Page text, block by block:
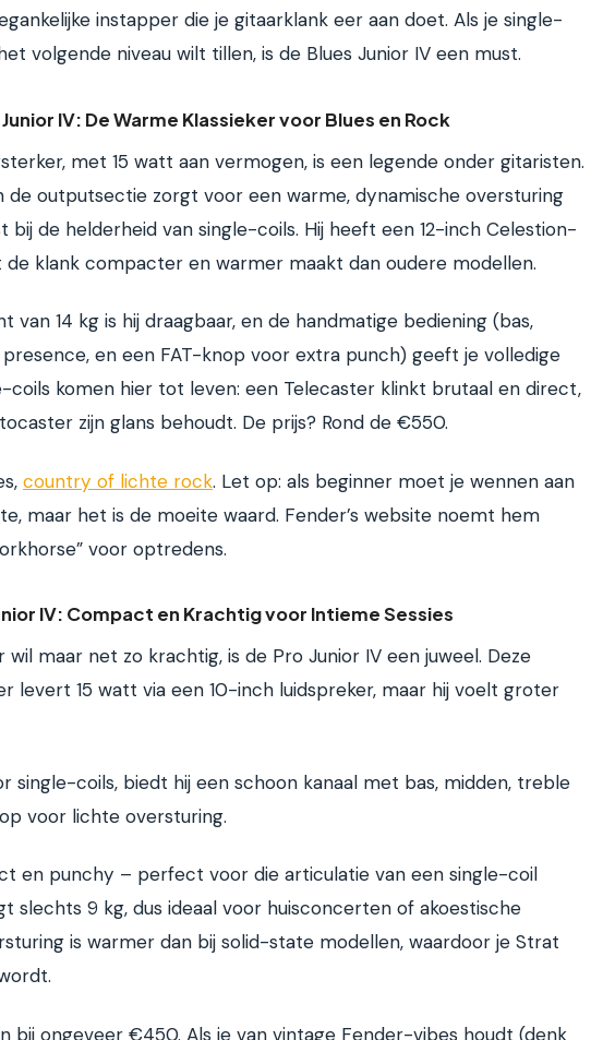
instapper die je gitaarklank eer aan doet. Als je single-
volgende niveau wilt tillen, is de Blues Junior IV een must.
IV: De Warme Klassieker voor Blues en Rock
met 15 watt aan vermogen, is een legende onder gitaristen.
de outputsectie zorgt voor een warme, dynamische oversturing
bij de helderheid van single-coils. Hij heeft een 12-inch Celestion-
de klank compacter en warmer maakt dan oudere modellen.
van 14 kg is hij draagbaar, en de handmatige bediening (bas,
en een FAT-knop voor extra punch) geeft je volledige
coils komen hier tot leven: een Telecaster klinkt brutaal en direct,
zijn glans behoudt. De prijs? Rond de €550.
country of lichte rock. Let op: als beginner moet je wennen aan
maar het is de moeite waard. Fender’s website noemt hem
voor optredens.
IV: Compact en Krachtig voor Intieme Sessies
wil maar net zo krachtig, is de Pro Junior IV een juweel. Deze
levert 15 watt via een 10-inch luidspreker, maar hij voelt groter
single-coils, biedt hij een schoon kanaal met bas, midden, treble
voor lichte oversturing.
en punchy – perfect voor die articulatie van een single-coil
slechts 9 kg, dus ideaal voor huisconcerten of akoestische
is warmer dan bij solid-state modellen, waardoor je Strat
bij ongeveer €450. Als je van vintage Fender-vibes houdt (denk